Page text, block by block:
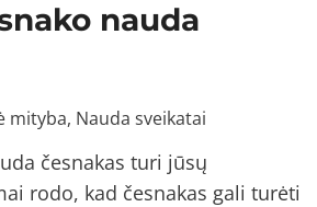
nauda
mityba, Nauda sveikatai
česnakas turi jūsų
rodo, kad česnakas gali turėti